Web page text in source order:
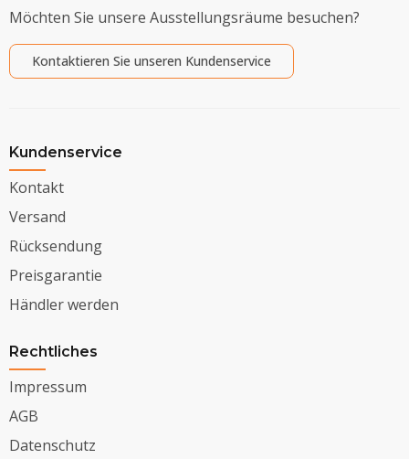
Möchten Sie unsere Ausstellungsräume besuchen?
Kontaktieren Sie unseren Kundenservice
Kundenservice
Kontakt
Versand
Rücksendung
Preisgarantie
Händler werden
Rechtliches
Impressum
AGB
Datenschutz